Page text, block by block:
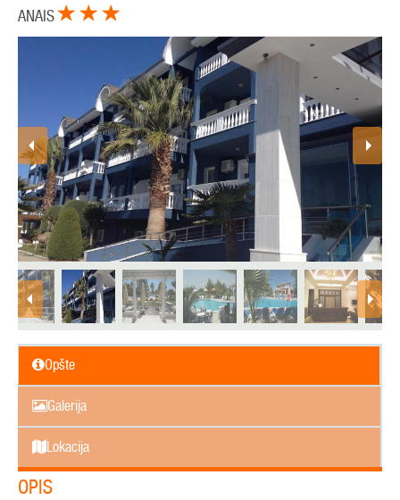
ANAIS
Opšte
Galerija
Lokacija
OPIS